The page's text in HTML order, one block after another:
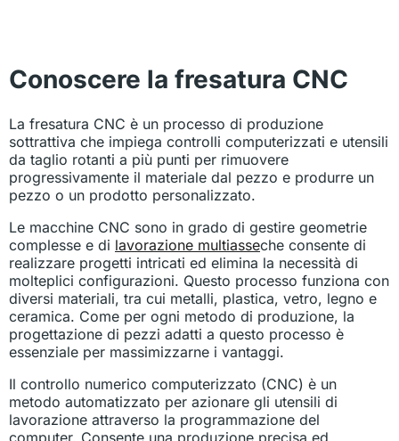
Conoscere la fresatura CNC
La fresatura CNC è un processo di produzione
sottrattiva che impiega controlli computerizzati e utensili
da taglio rotanti a più punti per rimuovere
progressivamente il materiale dal pezzo e produrre un
pezzo o un prodotto personalizzato.
Le macchine CNC sono in grado di gestire geometrie
complesse e di lavorazione multiasseche consente di
realizzare progetti intricati ed elimina la necessità di
molteplici configurazioni. Questo processo funziona con
diversi materiali, tra cui metalli, plastica, vetro, legno e
ceramica. Come per ogni metodo di produzione, la
progettazione di pezzi adatti a questo processo è
essenziale per massimizzarne i vantaggi.
Il controllo numerico computerizzato (CNC) è un
metodo automatizzato per azionare gli utensili di
lavorazione attraverso la programmazione del